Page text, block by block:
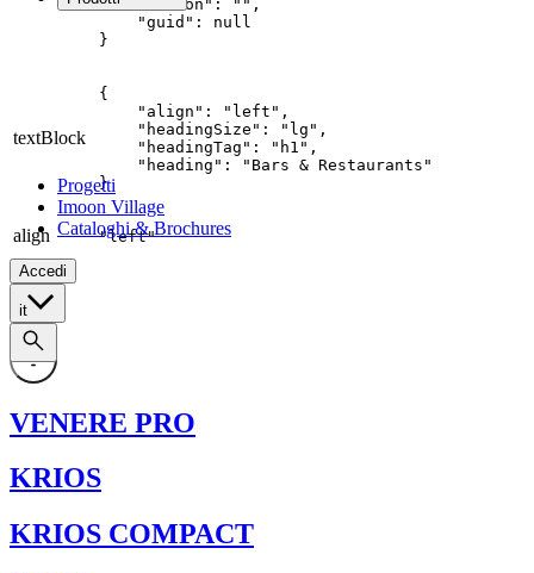
Famiglie di prodotto
Food
Retail
Architectural
Progetti
Imoon Village
Cataloghi & Brochures
Accedi
it
    "action": "",
    "guid": null
}
textBlock
{
    "align": "left",
    "headingSize": "lg",
    "headingTag": "h1",
    "heading": "Bars & Restaurants"
}
align "left"
Filtra
VENERE PRO
KRIOS
KRIOS COMPACT